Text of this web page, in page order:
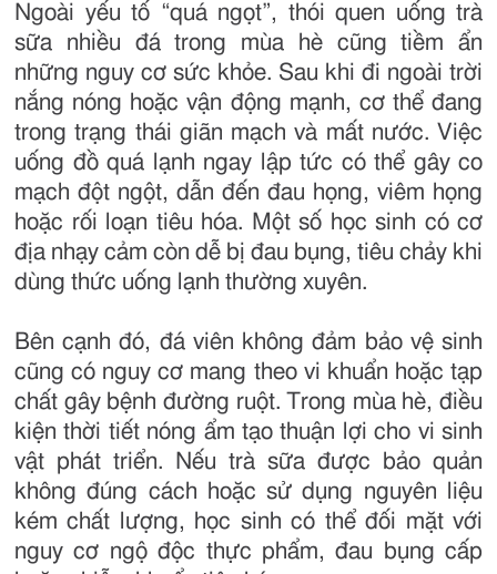
Ngoài yếu tố “quá ngọt”, thói quen uống trà
sữa nhiều đá trong mùa hè cũng tiềm ẩn
những nguy cơ sức khỏe. Sau khi đi ngoài trời
nắng nóng hoặc vận động mạnh, cơ thể đang
trong trạng thái giãn mạch và mất nước. Việc
uống đồ quá lạnh ngay lập tức có thể gây co
mạch đột ngột, dẫn đến đau họng, viêm họng
hoặc rối loạn tiêu hóa. Một số học sinh có cơ
địa nhạy cảm còn dễ bị đau bụng, tiêu chảy khi
dùng thức uống lạnh thường xuyên.
Bên cạnh đó, đá viên không đảm bảo vệ sinh
cũng có nguy cơ mang theo vi khuẩn hoặc tạp
chất gây bệnh đường ruột. Trong mùa hè, điều
kiện thời tiết nóng ẩm tạo thuận lợi cho vi sinh
vật phát triển. Nếu trà sữa được bảo quản
không đúng cách hoặc sử dụng nguyên liệu
kém chất lượng, học sinh có thể đối mặt với
nguy cơ ngộ độc thực phẩm, đau bụng cấp